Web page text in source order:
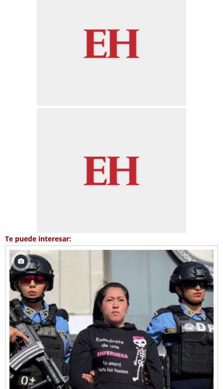
Te puede interesar: